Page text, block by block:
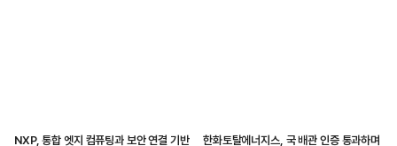
NXP, 통합 엣지 컴퓨팅과 보안 연결 기반
한화토탈에너지스, 국 배관 인증 통과하며